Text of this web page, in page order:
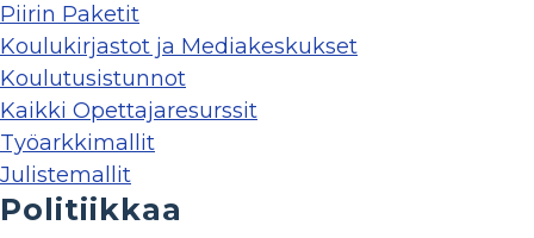
Piirin Paketit
Koulukirjastot ja Mediakeskukset
Koulutusistunnot
Kaikki Opettajaresurssit
Työarkkimallit
Julistemallit
Politiikkaa